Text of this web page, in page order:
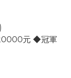
元 ◆冠軍